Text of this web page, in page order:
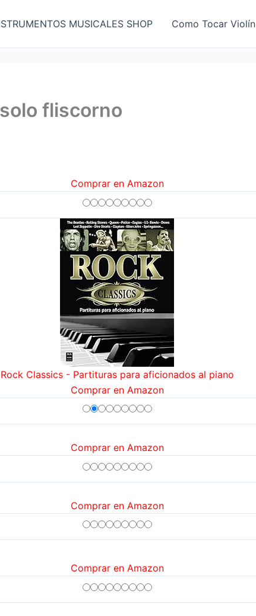
MUSICALES SHOP Como Tocar Violín
fliscorno
Comprar en Amazon
Rock Classics - Partituras para aficionados al piano
Comprar en Amazon
Comprar en Amazon
Comprar en Amazon
Comprar en Amazon